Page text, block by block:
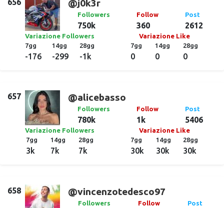
656 @j0k3r
Followers
750k
Follow
360
Post
2612
Variazione Followers
7gg
-176
14gg
-299
28gg
-1k
Variazione Like
7gg
0
14gg
0
28gg
0
657 @alicebasso
Followers
780k
Follow
1k
Post
5406
Variazione Followers
7gg
3k
14gg
7k
28gg
7k
Variazione Like
7gg
30k
14gg
30k
28gg
30k
658 @vincenzotedesco97
Followers Follow Post